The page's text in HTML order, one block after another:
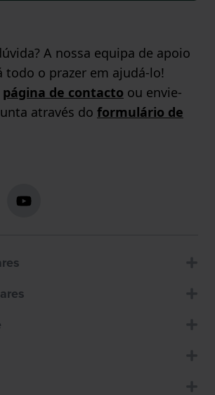
A nossa equipa de apoio
todo o prazer em ajudá-lo!
página de contacto ou envie-
através do formulário de